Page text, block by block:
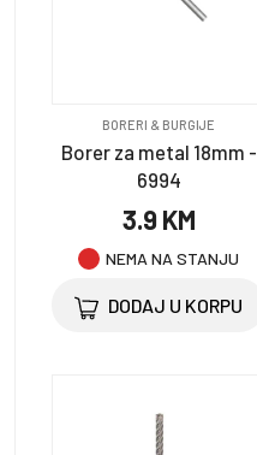
BORERI & BURGIJE
Borer za metal 18mm -
6994
3.9 KM
NEMA NA STANJU
DODAJ U KORPU